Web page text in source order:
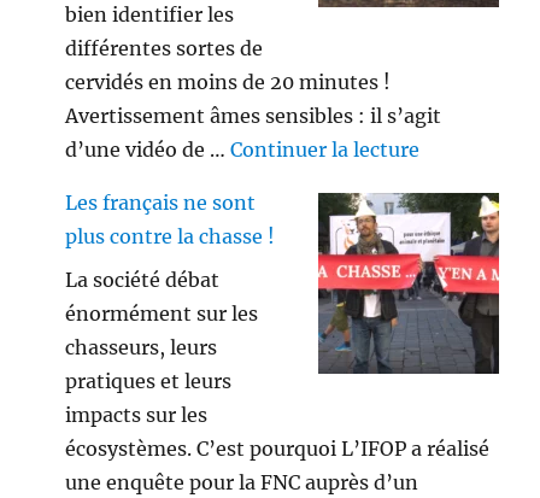
bien identifier les
différentes sortes de
cervidés en moins de 20 minutes !
Avertissement âmes sensibles : il s’agit
d’une vidéo de …Continuer la lecture
Les français ne sont
plus contre la chasse !
La société débat
énormément sur les
chasseurs, leurs
pratiques et leurs
impacts sur les
écosystèmes. C’est pourquoi L’IFOP a réalisé
une enquête pour la FNC auprès d’un